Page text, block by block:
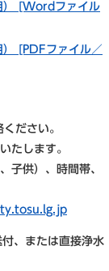
） [Wordファイル
） [PDFファイル／
ださい。
します。
供）、時間帯、
、または直接浄水